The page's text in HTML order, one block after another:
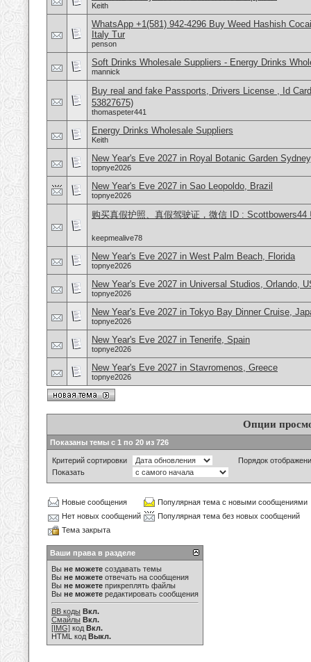
Keith
WhatsApp +1(581) 942-4296 Buy Weed Hashish
Italy Tur
penson
Soft Drinks Wholesale Suppliers - Energy Drinks
mannick
Buy real and fake Passports, Drivers License , Id
53827675)
thomaspeter441
Energy Drinks Wholesale Suppliers
Keith
New Year's Eve 2027 in Royal Botanic Garden
topnye2026
New Year's Eve 2027 in Sao Leopoldo, Brazil
topnye2026
购买真假护照、真假驾驶证，微信 ID :
keepmealive78
New Year's Eve 2027 in West Palm Beach, Florida
topnye2026
New Year's Eve 2027 in Universal Studios, Orlando,
topnye2026
New Year's Eve 2027 in Tokyo Bay Dinner Cruise,
topnye2026
New Year's Eve 2027 in Tenerife, Spain
topnye2026
New Year's Eve 2027 in Stavromenos, Greece
topnye2026
Опции
Показаны темы с 1 по 20 из 726
Критерий сортировки
Порядок
Показать
Новые сообщения
Популярная тема с новыми сообщениями
Нет новых сообщений
Популярная тема без новых сообщений
Тема закрыта
Ваши права в разделе
Вы не можете создавать темы
Вы не можете отвечать на сообщения
Вы не можете прикреплять файлы
Вы не можете редактировать сообщения
BB коды Вкл.
Смайлы Вкл.
[IMG] код Вкл.
HTML код Выкл.